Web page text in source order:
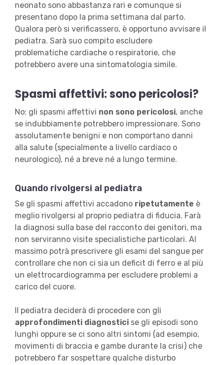
neonato sono abbastanza rari e comunque si
presentano dopo la prima settimana dal parto.
Qualora però si verificassero, è opportuno avvisare il
pediatra. Sarà suo compito escludere
problematiche cardiache o respiratorie, che
potrebbero avere una sintomatologia simile.
Spasmi affettivi: sono pericolosi?
No: gli spasmi affettivi non sono pericolosi, anche
se indubbiamente potrebbero impressionare. Sono
assolutamente benigni e non comportano danni
alla salute (specialmente a livello cardiaco o
neurologico), né a breve né a lungo termine.
Quando rivolgersi al pediatra
Se gli spasmi affettivi accadono ripetutamente è
meglio rivolgersi al proprio pediatra di fiducia. Farà
la diagnosi sulla base del racconto dei genitori, ma
non serviranno visite specialistiche particolari. Al
massimo potrà prescrivere gli esami del sangue per
controllare che non ci sia un deficit di ferro e al più
un elettrocardiogramma per escludere problemi a
carico del cuore.
Il pediatra deciderà di procedere con gli
approfondimenti diagnosticise gli episodi sono
lunghi oppure se ci sono altri sintomi (ad esempio,
movimenti di braccia e gambe durante la crisi) che
potrebbero far sospettare qualche disturbo